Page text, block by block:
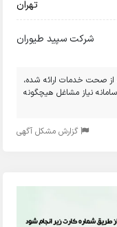
تهران
شرکت سپید طیوران
از صحت خدمات ارائه شده،
نیاز مشاغل هیچگونه
گزارش مشکل آگهی